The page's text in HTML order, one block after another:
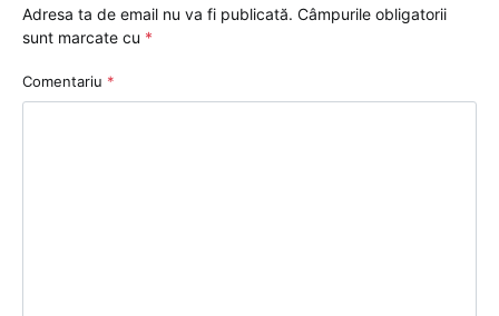
Adresa ta de email nu va fi publicată. Câmpurile obligatorii
sunt marcate cu *
Comentariu *